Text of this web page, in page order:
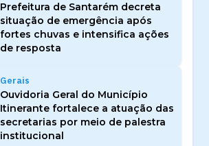
Prefeitura de Santarém decreta
situação de emergência após
fortes chuvas e intensifica ações
de resposta
Gerais
Ouvidoria Geral do Município
Itinerante fortalece a atuação das
secretarias por meio de palestra
institucional